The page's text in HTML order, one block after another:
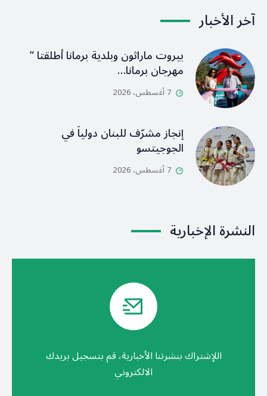
آخر الأخبار
بيروت ماراثون وبلدية برمانا أطلقتا ”
مهرجان برمانا…
7 أغسطس، 2026
إنجاز مشرّف للبنان دولياً في
الجوجيتسو
7 أغسطس، 2026
النشرة الإخبارية
اللإشتراك بنشرتنا الأخبارية، قم بتسجيل بريدك
الالكتروني